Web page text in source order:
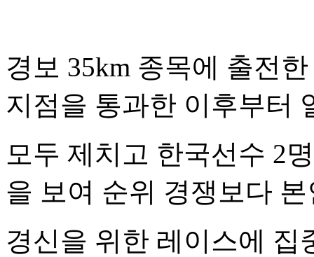
경보 35km 종목에 출전
지점을 통과한 이후부터
모두 제치고 한국선수 2
을 보여 순위 경쟁보다
경신을 위한 레이스에 집